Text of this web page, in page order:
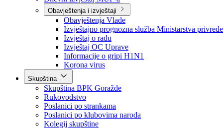
Javni pozivi
Javne nabavke
Dnevni izvještaj MUP-a
Obavještenja i izvještaji
Obavještenja Vlade
Izvještajno prognozna služba Ministarstva privrede
Izvještaj o radu
Izvještaj OC Uprave
Informacije o gripi H1N1
Korona virus
Skupština
Skupština BPK Goražde
Rukovodstvo